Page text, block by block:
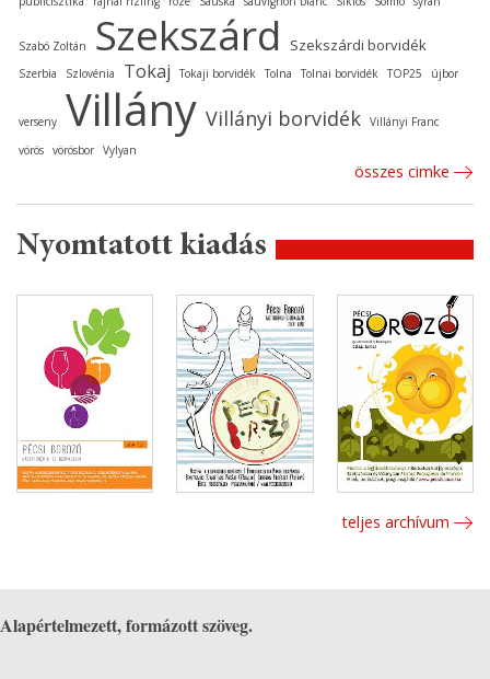
Szabó Zoltán Szekszárd Szekszárdi borvidék
Szerbia Szlovénia Tokaj Tokaji borvidék Tolna Tolnai borvidék TOP25 újbor
verseny Villány Villányi borvidék Villányi Franc
vörös vörösbor Vylyan
összes cimke
Nyomtatott kiadás
teljes archívum
Alapértelmezett, formázott szöveg.